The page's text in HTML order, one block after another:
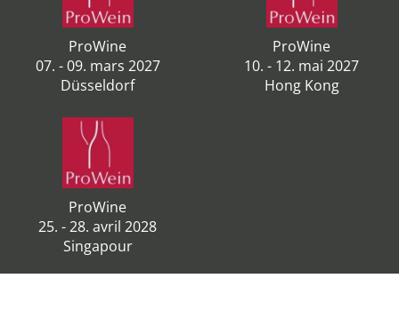
ProWine
07. - 09. mars 2027
Düsseldorf
ProWine
10. - 12. mai 2027
Hong Kong
ProWine
25. - 28. avril 2028
Singapour